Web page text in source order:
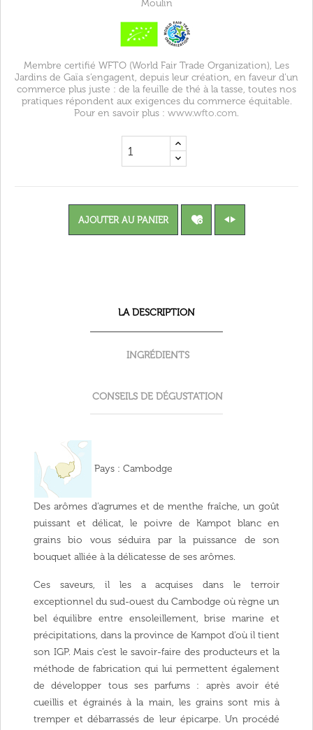
Moulin
Membre certifié WFTO (World Fair Trade Organization), Les
Jardins de Gaïa s’engagent, depuis leur création, en faveur d’un
commerce plus juste : de la feuille de thé à la tasse, toutes nos
pratiques répondent aux exigences du commerce équitable.
Pour en savoir plus : www.wfto.com.
AJOUTER AU PANIER
LA DESCRIPTION
INGRÉDIENTS
CONSEILS DE DÉGUSTATION
Pays : Cambodge
Des arômes d’agrumes et de menthe fraîche, un goût
puissant et délicat, le poivre de Kampot blanc en
grains bio vous séduira par la puissance de son
bouquet alliée à la délicatesse de ses arômes.
Ces saveurs, il les a acquises dans le terroir
exceptionnel du sud-ouest du Cambodge où règne un
bel équilibre entre ensoleillement, brise marine et
précipitations, dans la province de Kampot d’où il tient
son IGP. Mais c’est le savoir-faire des producteurs et la
méthode de fabrication qui lui permettent également
de développer tous ses parfums : après avoir été
cueillis et égrainés à la main, les grains sont mis à
tremper et débarrassés de leur épicarpe. Un procédé